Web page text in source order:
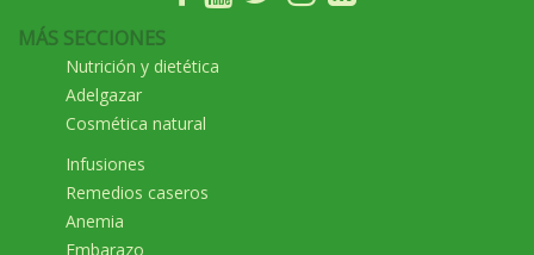
MÁS SECCIONES
Nutrición y dietética
Adelgazar
Cosmética natural
Infusiones
Remedios caseros
Anemia
Embarazo